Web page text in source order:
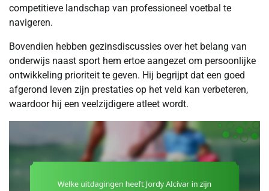
competitieve landschap van professioneel voetbal te
navigeren.
Bovendien hebben gezinsdiscussies over het belang van
onderwijs naast sport hem ertoe aangezet om persoonlijke
ontwikkeling prioriteit te geven. Hij begrijpt dat een goed
afgerond leven zijn prestaties op het veld kan verbeteren,
waardoor hij een veelzijdigere atleet wordt.